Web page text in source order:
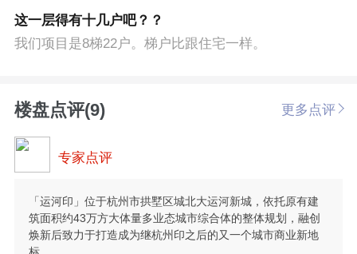
这一层得有十几户吧？？
我们项目是8梯22户。梯户比跟住宅一样。
楼盘点评(9) 更多点评
专家点评
「运河印」位于杭州市拱墅区城北大运河新城，依托原有建
筑面积约43万方大体量多业态城市综合体的整体规划，融创
焕新后致力于打造成为继杭州印之后的又一个城市商业新地